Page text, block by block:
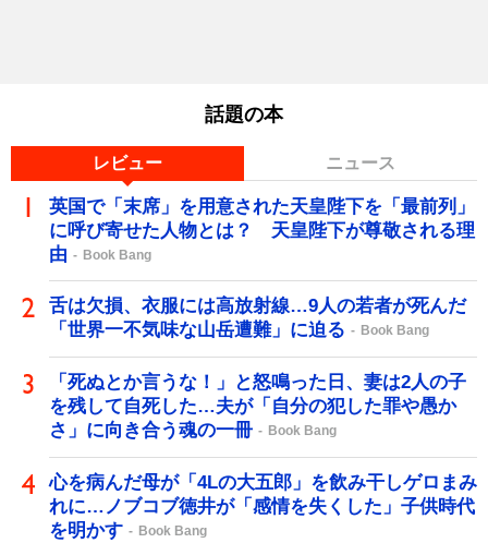
話題の本
レビュー ニュース
英国で「末席」を用意された天皇陛下を「最前列」
に呼び寄せた人物とは？ 天皇陛下が尊敬される理
由
Book Bang
舌は欠損、衣服には高放射線…9人の若者が死んだ
「世界一不気味な山岳遭難」に迫る
Book Bang
「死ぬとか言うな！」と怒鳴った日、妻は2人の子
を残して自死した…夫が「自分の犯した罪や愚か
さ」に向き合う魂の一冊
Book Bang
心を病んだ母が「4Lの大五郎」を飲み干しゲロまみ
れに…ノブコブ徳井が「感情を失くした」子供時代
を明かす
Book Bang